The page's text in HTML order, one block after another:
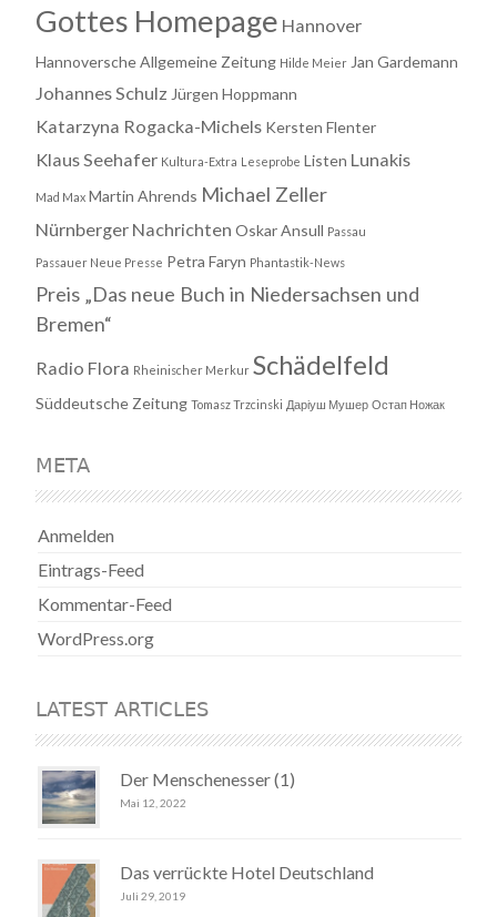
Gottes Homepage Hannover
Hannoversche Allgemeine Zeitung Hilde Meier Jan Gardemann
Johannes Schulz Jürgen Hoppmann
Katarzyna Rogacka-Michels Kersten Flenter
Klaus Seehafer Kultura-Extra Leseprobe Listen Lunakis
Mad Max Martin Ahrends Michael Zeller
Nürnberger Nachrichten Oskar Ansull Passau
Passauer Neue Presse Petra Faryn Phantastik-News
Preis „Das neue Buch in Niedersachsen und
Bremen“
Radio Flora Rheinischer Merkur Schädelfeld
Süddeutsche Zeitung Tomasz Trzcinski Даріуш Мушер Остап Ножак
META
Anmelden
Eintrags-Feed
Kommentar-Feed
WordPress.org
LATEST ARTICLES
Der Menschenesser (1)
Mai 12, 2022
Das verrückte Hotel Deutschland
Juli 29, 2019